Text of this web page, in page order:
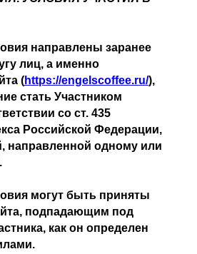
направлены заранее
лиц, а именно
(https://engelscoffee.ru/),
стать Участником
со ст. 435
Российской Федерации,
направленной одному или
могут быть приняты
подпадающим под
как он определен